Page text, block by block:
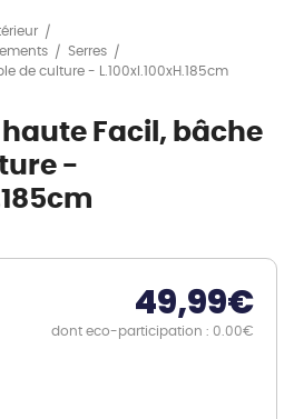
Serres
de culture - L.100xl.100xH.185cm
haute Facil, bâche
-
49,99€
dont eco-participation : 0.00€